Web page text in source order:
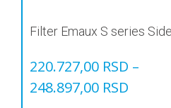
Filter Emaux S series Side
220.727,00 RSD –
248.897,00 RSD